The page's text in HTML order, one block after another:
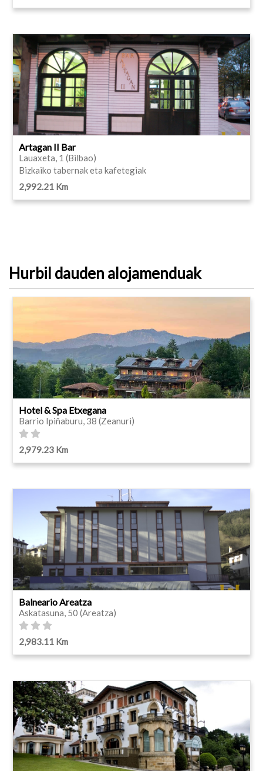
Artagan II Bar
Lauaxeta, 1 (Bilbao)
Bizkaiko tabernak eta kafetegiak
2,992.21 Km
Hurbil dauden alojamenduak
Hotel & Spa Etxegana
Barrio Ipiñaburu, 38 (Zeanuri)
2,979.23 Km
Balneario Areatza
Askatasuna, 50 (Areatza)
2,983.11 Km